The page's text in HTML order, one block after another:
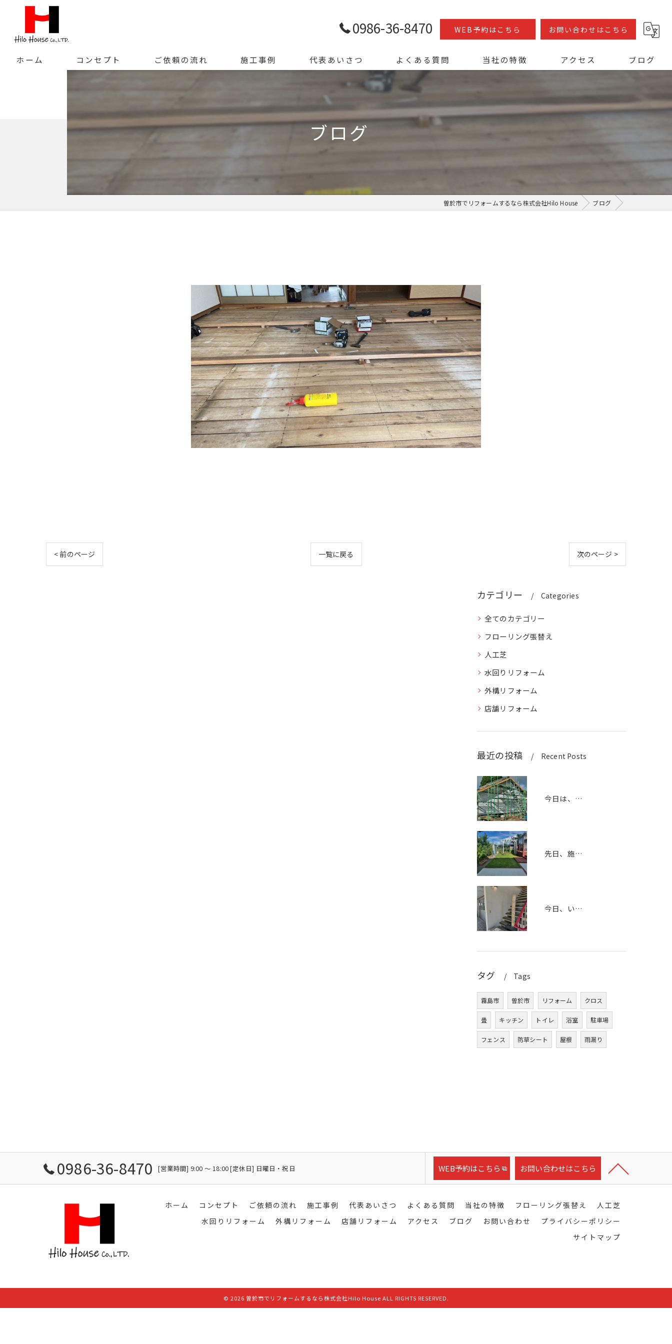
0986-36-8470 WEB予約はこちら お問い合わせはこちら
ホーム コンセプト ご依頼の流れ 施工事例 代表あいさつ よくある質問 当社の特徴
人工芝
店舗リフォーム
アクセス ブログ
ブログ
曽於市でリフォームするなら株式会社Hilo House ブログ
< 前のページ 一覧に戻る 次のページ >
カテゴリー Categories
全てのカテゴリー
フローリング張替え
人工芝
水回りリフォーム
外構リフォーム
店舗リフォーム
最近の投稿 Recent Posts
今日は、叔父さんの現場の応援に行ってきました！
先日、施工させて頂いたお庭です。
今日、いつもお世話になっている名古屋市にある（株）On-Co...
タグ Tags
霧島市 曽於市 リフォーム クロス
畳 キッチン トイレ 浴室 駐車場
フェンス 防草シート 屋根 雨漏り
0986-36-8470 [営業時間] 9:00 〜 18:00 [定休日] 日曜日・祝日 WEB予約はこちら お問い合わせはこちら
ホーム コンセプト ご依頼の流れ 施工事例 代表あいさつ よくある質問 当社の特徴 フローリング張替え
人工芝
水回りリフォーム
外構リフォーム 店舗リフォーム アクセス ブログ お問い合わせ
プライバシーポリシー
サイトマップ
© 2026 曽於市でリフォームするなら株式会社Hilo House ALL RIGHTS RESERVED.